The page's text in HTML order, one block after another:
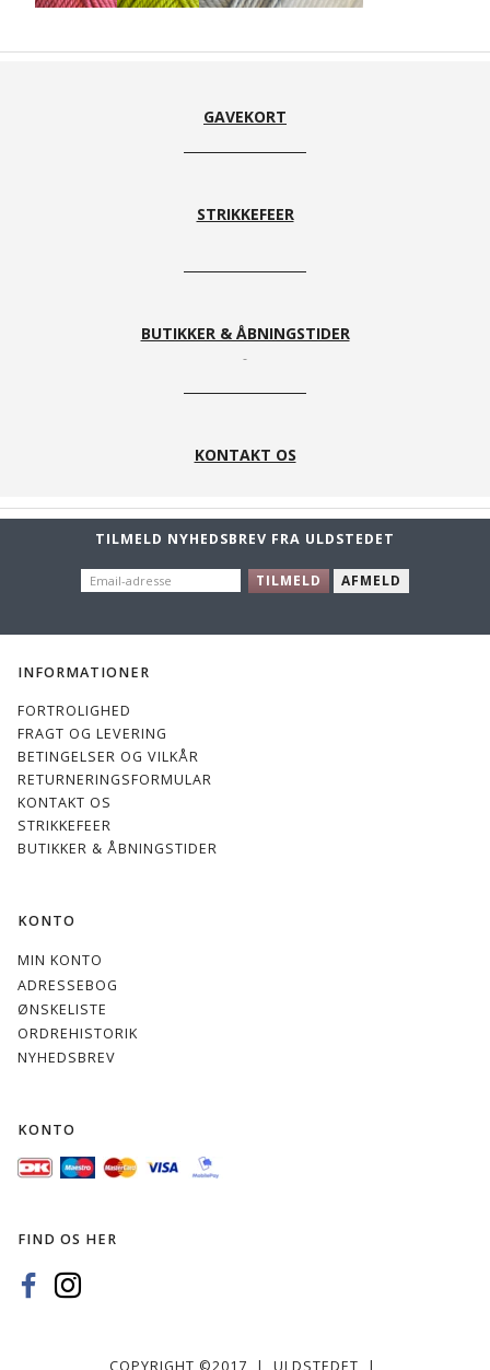
GAVEKORT
STRIKKEFEER
BUTIKKER & ÅBNINGSTIDER
KONTAKT OS
TILMELD NYHEDSBREV FRA ULDSTEDET
EMAIL-
ADRESSE
TILMELD AFMELD
INFORMATIONER
FORTROLIGHED
FRAGT OG LEVERING
BETINGELSER OG VILKÅR
RETURNERINGSFORMULAR
KONTAKT OS
STRIKKEFEER
BUTIKKER & ÅBNINGSTIDER
KONTO
MIN KONTO
ADRESSEBOG
ØNSKELISTE
ORDREHISTORIK
NYHEDSBREV
KONTO
FIND OS HER
COPYRIGHT ©2017 | ULDSTEDET |